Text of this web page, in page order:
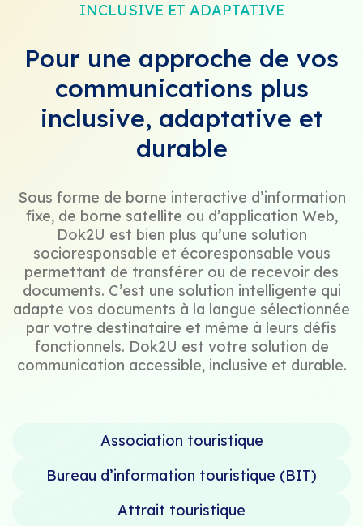
INCLUSIVE ET ADAPTATIVE
Pour une approche de vos
communications plus
inclusive, adaptative et
durable
Sous forme de borne interactive d’information
fixe, de borne satellite ou d’application Web,
Dok2U est bien plus qu’une solution
socioresponsable et écoresponsable vous
permettant de transférer ou de recevoir des
documents. C’est une solution intelligente qui
adapte vos documents à la langue sélectionnée
par votre destinataire et même à leurs défis
fonctionnels. Dok2U est votre solution de
communication accessible, inclusive et durable.
Association touristique
Bureau d’information touristique (BIT)
Attrait touristique